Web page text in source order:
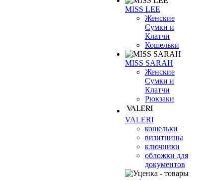
MISS LEE
Женские
Сумки и
Клатчи
Кошельки
MISS SARAH
Женские
Сумки и
Клатчи
Рюкзаки
VALERI
кошельки
визитницы
ключники
обложки для
документов